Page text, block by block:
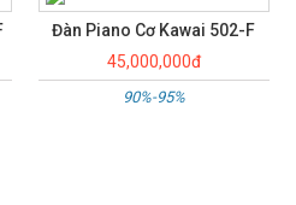
ĐÀN PIANO CƠ KAWAI KU5D
25,000,000đ
90%-95%